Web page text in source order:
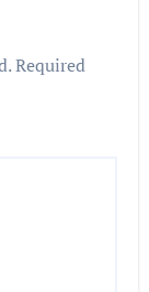
Required